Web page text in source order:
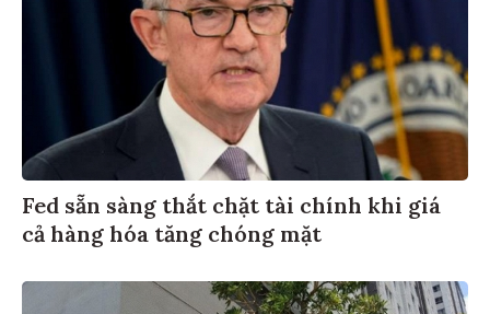
Fed sẵn sàng thắt chặt tài chính khi giá
cả hàng hóa tăng chóng mặt